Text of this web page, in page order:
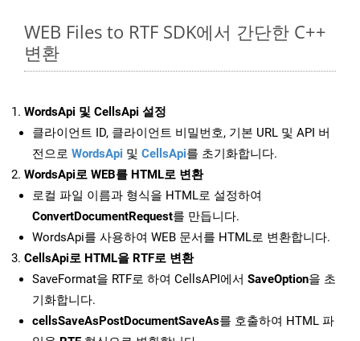
WEB Files to RTF SDK에서 간단한 C++
변환
WordsApi 및 CellsApi 설정
클라이언트 ID, 클라이언트 비밀번호, 기본 URL 및 API 버
전으로 WordsApi 및 CellsApi를 초기화합니다.
WordsApi로 WEB를 HTML로 변환
로컬 파일 이름과 형식을 HTML로 설정하여
ConvertDocumentRequest를 만듭니다.
WordsApi를 사용하여 WEB 문서를 HTML로 변환합니다.
CellsApi로 HTML을 RTF로 변환
SaveFormat을 RTF로 하여 CellsAPI에서 SaveOption을 초
기화합니다.
cellsSaveAsPostDocumentSaveAs를 호출하여 HTML 파